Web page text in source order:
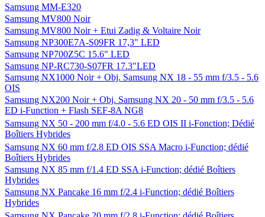
Samsung MM-E320
Samsung MV800 Noir
Samsung MV800 Noir + Etui Zadig & Voltaire Noir
Samsung NP300E7A-S09FR 17,3" LED
Samsung NP700Z5C 15.6" LED
Samsung NP-RC730-S07FR 17.3"LED
Samsung NX1000 Noir + Obj. Samsung NX 18 - 55 mm f/3.5 - 5.6
OIS
Samsung NX200 Noir + Obj. Samsung NX 20 - 50 mm f/3.5 - 5.6
ED i-Function + Flash SEF-8A NG8
Samsung NX 50 - 200 mm f/4.0 - 5.6 ED OIS II i-Fonction; Dédié
Boîtiers Hybrides
Samsung NX 60 mm f/2.8 ED OIS SSA Macro i-Function; dédié
Boîtiers Hybrides
Samsung NX 85 mm f/1.4 ED SSA i-Function; dédié Boîtiers
Hybrides
Samsung NX Pancake 16 mm f/2.4 i-Function; dédié Boîtiers
Hybrides